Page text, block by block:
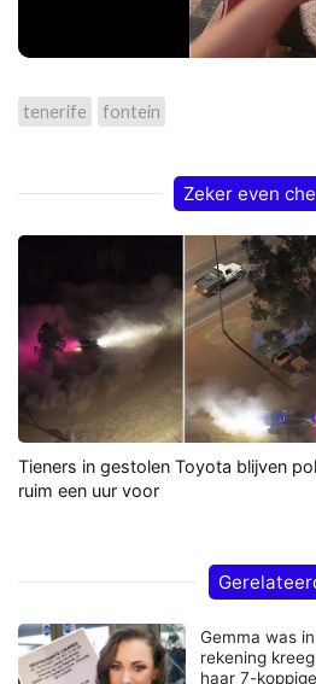
tenerife fontein
Zeker even
Tieners in gestolen Toyota blijven
ruim een uur voor
Gemma was
rekening
haar 7-